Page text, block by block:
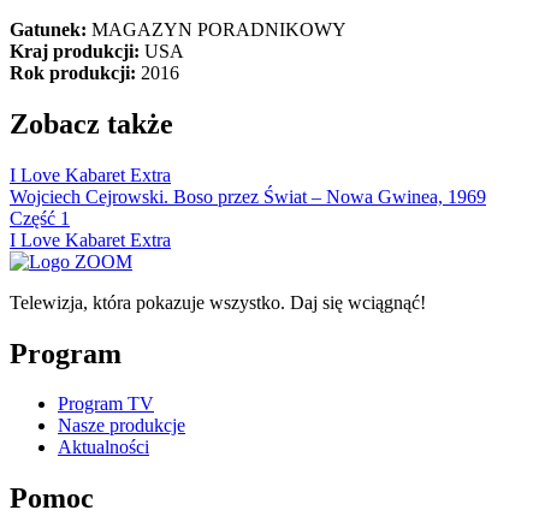
Gatunek: MAGAZYN PORADNIKOWY
Kraj produkcji: USA
Rok produkcji: 2016
Zobacz także
I Love Kabaret Extra
Wojciech Cejrowski. Boso przez Świat – Nowa Gwinea, 1969
Część 1
I Love Kabaret Extra
Telewizja, która pokazuje wszystko. Daj się wciągnąć!
Program
Program TV
Nasze produkcje
Aktualności
Pomoc